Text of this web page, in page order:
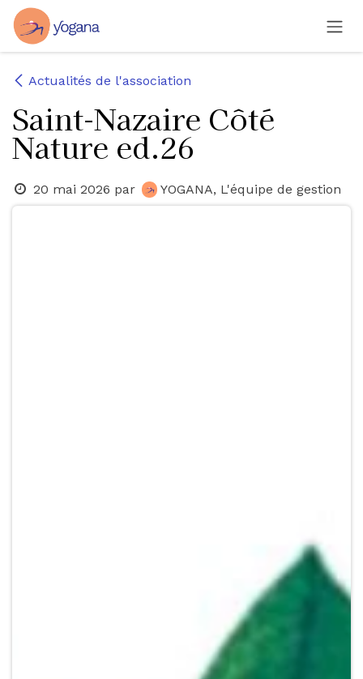
Se rendre au contenu
Actualités de l'association
Saint-Nazaire Côté
Nature ed.26
20 mai 2026 par YOGANA, L'équipe de gestion